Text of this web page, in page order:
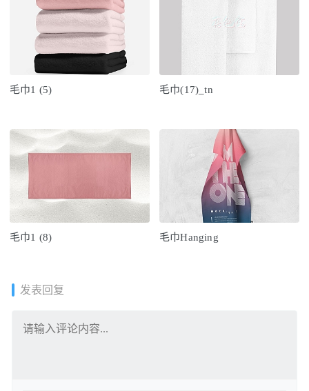
毛巾1 (5) 毛巾(17)_tn
毛巾1 (8) 毛巾Hanging
发表回复